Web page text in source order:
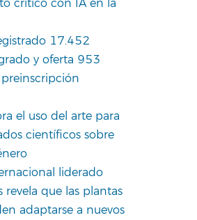
crítico con IA en la
17.452
y oferta 953
el uso del arte para
científicos sobre
liderado
revela que las plantas
adaptarse a nuevos